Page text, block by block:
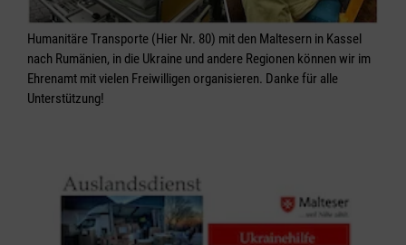
Humanitäre Transporte (Hier Nr. 80) mit den Maltesern in Kassel
nach Rumänien, in die Ukraine und andere Regionen können wir im
Ehrenamt mit vielen Freiwilligen organisieren. Danke für alle
Unterstützung!